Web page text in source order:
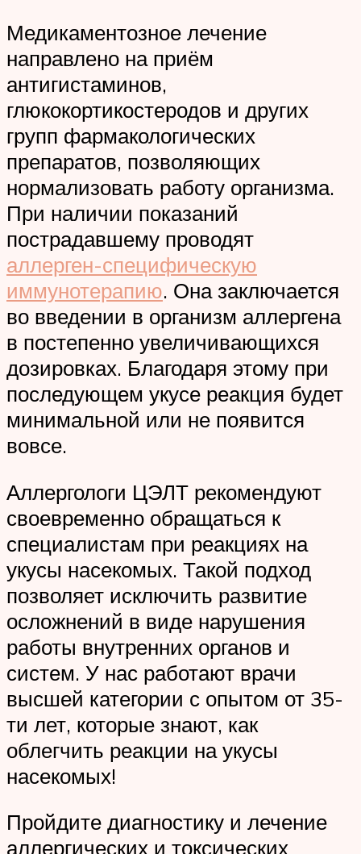
Медикаментозное лечение
направлено на приём
антигистаминов,
глюкокортикостеродов и других
групп фармакологических
препаратов, позволяющих
нормализовать работу организма.
При наличии показаний
пострадавшему проводят
аллерген-специфическую
иммунотерапию. Она заключается
во введении в организм аллергена
в постепенно увеличивающихся
дозировках. Благодаря этому при
последующем укусе реакция будет
минимальной или не появится
вовсе.
Аллергологи ЦЭЛТ рекомендуют
своевременно обращаться к
специалистам при реакциях на
укусы насекомых. Такой подход
позволяет исключить развитие
осложнений в виде нарушения
работы внутренних органов и
систем. У нас работают врачи
высшей категории с опытом от 35-
ти лет, которые знают, как
облегчить реакции на укусы
насекомых!
Пройдите диагностику и лечение
аллергических и токсических